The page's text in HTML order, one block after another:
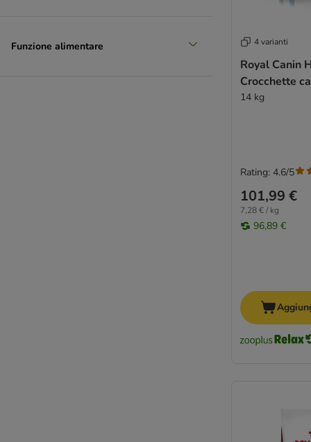
Funzione alimentare 4 varianti
Royal Canin
Crocchette
14 kg
101,99 €
7,28 € / kg
96,89 €
Rating: 4.6/5